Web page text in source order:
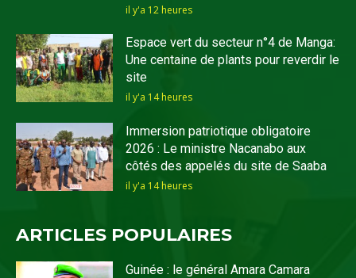
il y'a 12 heures
Espace vert du secteur n°4 de Manga:
Une centaine de plants pour reverdir le
site
il y'a 14 heures
Immersion patriotique obligatoire
2026 : Le ministre Nacanabo aux
côtés des appelés du site de Saaba
il y'a 14 heures
ARTICLES POPULAIRES
Guinée : le général Amara Camara